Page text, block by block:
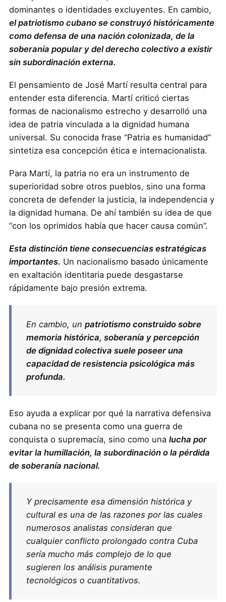
dominantes o identidades excluyentes. En cambio,
el patriotismo cubano se construyó históricamente
como defensa de una nación colonizada, de la
soberanía popular y del derecho colectivo a existir
sin subordinación externa.
El pensamiento de José Martí resulta central para
entender esta diferencia. Martí criticó ciertas
formas de nacionalismo estrecho y desarrolló una
idea de patria vinculada a la dignidad humana
universal. Su conocida frase “Patria es humanidad”
sintetiza esa concepción ética e internacionalista.
Para Martí, la patria no era un instrumento de
superioridad sobre otros pueblos, sino una forma
concreta de defender la justicia, la independencia y
la dignidad humana. De ahí también su idea de que
“con los oprimidos había que hacer causa común”.
Esta distinción tiene consecuencias estratégicas
importantes. Un nacionalismo basado únicamente
en exaltación identitaria puede desgastarse
rápidamente bajo presión extrema.
En cambio, un patriotismo construido sobre
memoria histórica, soberanía y percepción
de dignidad colectiva suele poseer una
capacidad de resistencia psicológica más
profunda.
Eso ayuda a explicar por qué la narrativa defensiva
cubana no se presenta como una guerra de
conquista o supremacía, sino como una lucha por
evitar la humillación, la subordinación o la pérdida
de soberanía nacional.
Y precisamente esa dimensión histórica y
cultural es una de las razones por las cuales
numerosos analistas consideran que
cualquier conflicto prolongado contra Cuba
sería mucho más complejo de lo que
sugieren los análisis puramente
tecnológicos o cuantitativos.